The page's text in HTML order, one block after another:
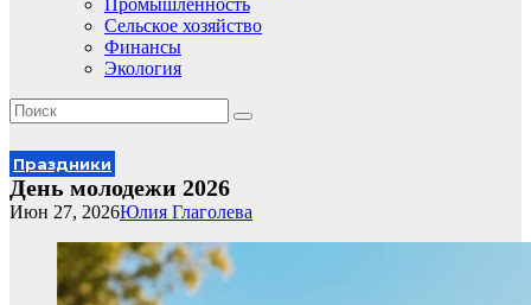
Промышленность
Сельское хозяйство
Финансы
Экология
Праздники
День молодежи 2026
Юлия Глаголева
Июн 27, 2026